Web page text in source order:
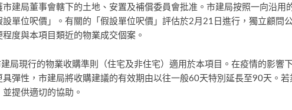
建局董事會轄下的土地、安置及補償委員會批准。市建局按照一向沿用
單位呎價」。有關的「假設單位呎價」評估於2月21日進行，獨立顧問
度與本項目類近的物業成交個案。
局現行的物業收購準則（住宅及非住宅）適用於本項目。在疫情的影響
彈性，市建局將收購建議的有效期由以往一般60天特別延長至90天。
提供適切的協助。